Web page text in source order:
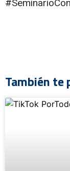
También te